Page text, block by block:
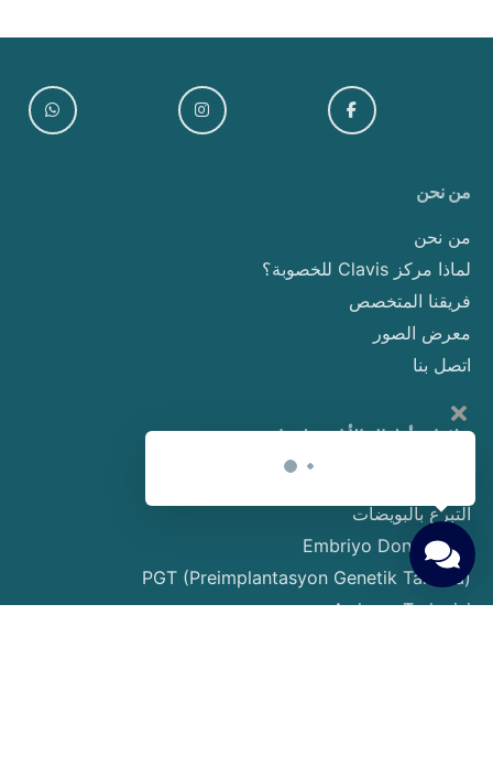
من نحن
من نحن
لماذا مركز Clavis للخصوبة؟
فريقنا المتخصص
معرض الصور
اتصل بنا
علاجات أطفال الأنابيب لدينا
التبرع بالبويضات
Embriyo Donasyonu
PGT (Preimplantasyon Genetik Tarama)
Aşılama Tedavisi